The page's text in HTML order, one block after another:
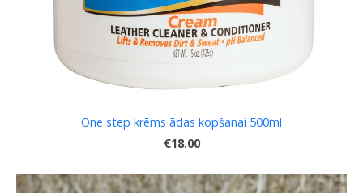
One step krēms ādas kopšanai 500ml
€18.00